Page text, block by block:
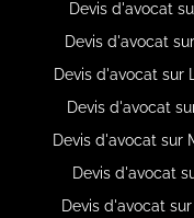
Devis d'avocat
Devis d'avocat
Devis d'avocat sur
Devis d'avocat
Devis d'avocat sur
Devis d'avocat
Devis d'avocat